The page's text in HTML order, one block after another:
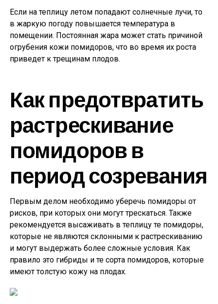
Если на теплицу летом попадают солнечные лучи, то
в жаркую погоду повышается температура в
помещении. Постоянная жара может стать причиной
огрубения кожи помидоров, что во время их роста
приведет к трещинам плодов.
Как предотвратить
растрескивание
помидоров в
период созревания
Первым делом необходимо уберечь помидоры от
рисков, при которых они могут трескаться. Также
рекомендуется высаживать в теплицу те помидоры,
которые не являются склонными к растрескиванию
и могут выдержать более сложные условия. Как
правило это гибриды и те сорта помидоров, которые
имеют толстую кожу на плодах.